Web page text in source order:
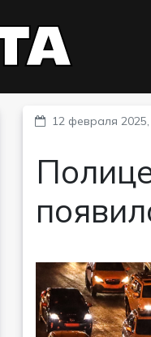
12 февраля 2025,